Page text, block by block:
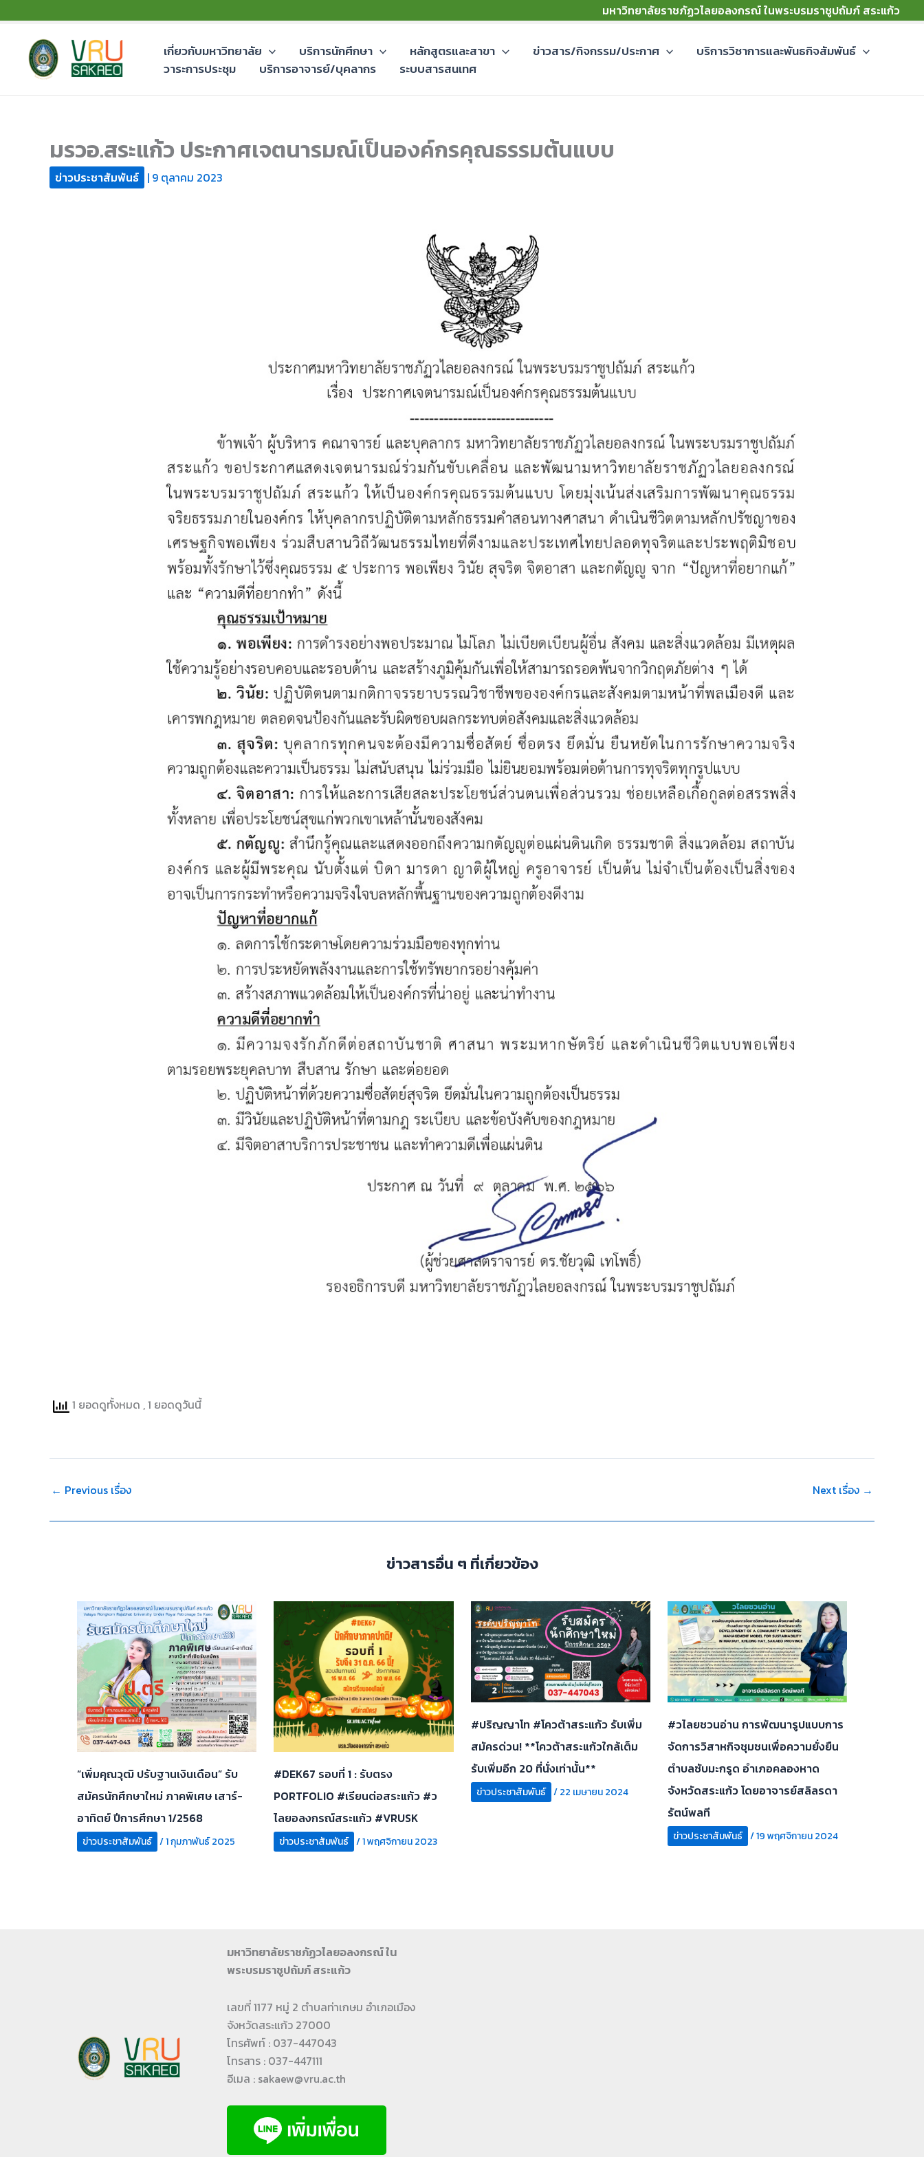
to
content
มหาวิทยาลัยราชภัฏวไลยอลงกรณ์ ในพระบรมราชูปถัมภ์ สระแก้ว
เกี่ยวกับมหาวิทยาลัย บริการนักศึกษา หลักสูตรและสาขา ข่าวสาร/กิจกรรม/ประกาศ
บริการวิชาการและพันธกิจสัมพันธ์
วาระการประชุม
บริการอาจารย์/บุคลากร ระบบสารสนเทศ
มรวอ.สระแก้ว ประกาศเจตนารมณ์เป็นองค์กรคุณธรรมต้นแบบ
ข่าวประชาสัมพันธ์ | 9 ตุลาคม 2023
1 ยอดดูทั้งหมด , 1 ยอดดูวันนี้
← Previous เรื่อง Next เรื่อง →
ข่าวสารอื่น ๆ ที่เกี่ยวข้อง
“เพิ่มคุณวุฒิ ปรับฐานเงินเดือน” รับ
สมัครนักศึกษาใหม่ ภาคพิเศษ เสาร์-
อาทิตย์ ปีการศึกษา 1/2568
ข่าวประชาสัมพันธ์ /1 กุมภาพันธ์ 2025
#DEK67 รอบที่ 1 : รับตรง
PORTFOLIO #เรียนต่อสระแก้ว #ว
ไลยอลงกรณ์สระแก้ว #VRUSK
ข่าวประชาสัมพันธ์ /1 พฤศจิกายน 2023
#ปริญญาโท #โควต้าสระแก้ว รับเพิ่ม
สมัครด่วน! **โควต้าสระแก้วใกล้เต็ม
รับเพิ่มอีก 20 ที่นั่งเท่านั้น**
ข่าวประชาสัมพันธ์ /22 เมษายน 2024
#วไลยชวนอ่าน การพัฒนารูปแบบการ
จัดการวิสาหกิจชุมชนเพื่อความยั่งยืน
ตำบลซับมะกรูด อำเภอคลองหาด
จังหวัดสระแก้ว โดยอาจารย์สลิลรดา
รัตน์พลที
ข่าวประชาสัมพันธ์ /19 พฤศจิกายน 2024
มหาวิทยาลัยราชภัฏวไลยอลงกรณ์ ใน
พระบรมราชูปถัมภ์ สระแก้ว
เลขที่ 1177 หมู่ 2 ตำบลท่าเกษม อำเภอเมือง
จังหวัดสระแก้ว 27000
โทรศัพท์ : 037-447043
โทรสาร : 037-447111
อีเมล : sakaew@vru.ac.th